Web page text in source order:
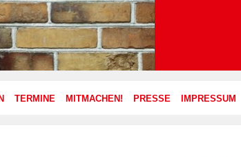
TERMINE MITMACHEN! PRESSE IMPRESSUM